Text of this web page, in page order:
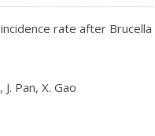
rate after
Pan, X. Gao